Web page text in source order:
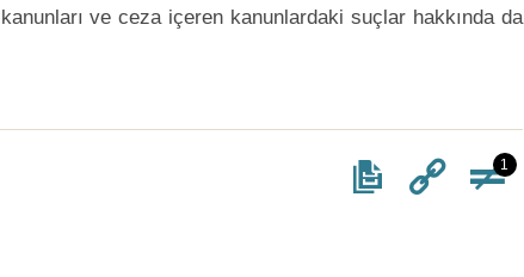
ve ceza içeren kanunlardaki suçlar hakkında da
1